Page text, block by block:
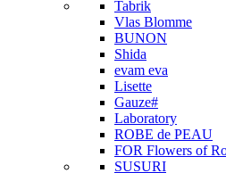
Tabrik
Vlas Blomme
BUNON
Shida
evam eva
Lisette
Gauze#
Laboratory
ROBE de PEAU
FOR Flowers of
SUSURI